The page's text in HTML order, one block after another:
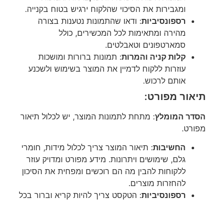
ומגבירות את הסיכוי שהלקוח ירגיש בטוח בקנייה.
רספונסיביות: ודאו שהתמונות נטענות בצורה
מהירה ומתאימות לכל המכשירים, כולל
סמארטפונים וטאבלטים.
קלות קניה והמרות: תמונות ברורות ומושכות
עוזרות ללקוח לדמיין את המוצר בשימוש ולשכנע
אותם לרכוש.
תיאור מפורט:
הסדר המומלץ: מתחת לתמונות המוצר, יש לכלול תיאור
מפורט.
החשיבות: תיאור המוצר צריך לכלול מידות, חומרי
גלם, שימושים ויתרונות. מידע מפורט ומדויק עוזר
ללקוחות להבין מה הם רוכשים ומפחית את הסיכון
להחזרות מוצרים.
רספונסיביות: הטקסט צריך להיות קריא וברור בכל